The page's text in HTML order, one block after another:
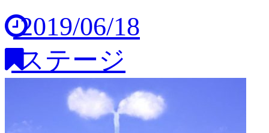
2019/06/18
ステージ